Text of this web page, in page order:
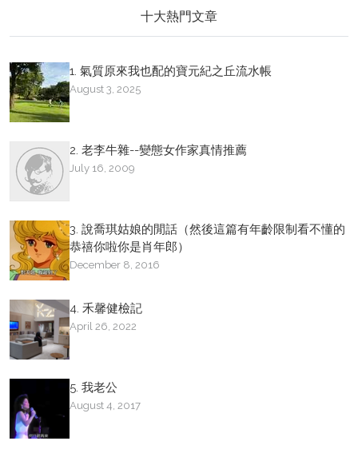
十大熱門文章
1. 氣質原來我也配的寶元紀之丘流水帳
August 3, 2025
2. 老李牛雜--變態女作家真情推薦
July 16, 2009
3. 說喬琪姑娘的閒話（然後這篇有年齡限制看不懂的
恭禧你啦你是肖年郎）
December 8, 2016
4. 禾馨健檢記
April 26, 2022
5. 我老公
August 4, 2017